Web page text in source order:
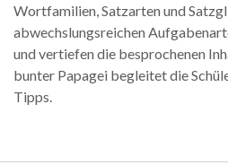
Wortfamilien, Satzarten und
abwechslungsreichen
und vertiefen die besprochenen
bunter Papagei begleitet die
Tipps.